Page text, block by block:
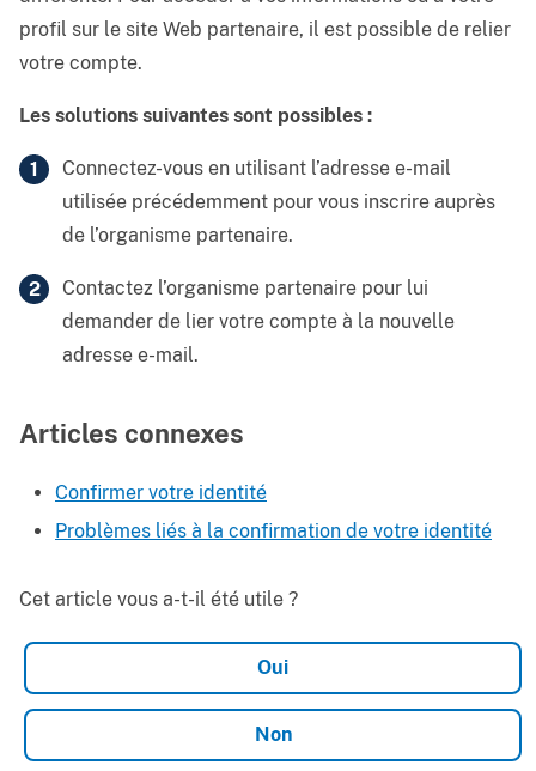
profil sur le site Web partenaire, il est possible de relier
votre compte.
Les solutions suivantes sont possibles :
Connectez-vous en utilisant l’adresse e-mail
utilisée précédemment pour vous inscrire auprès
de l’organisme partenaire.
Contactez l’organisme partenaire pour lui
demander de lier votre compte à la nouvelle
adresse e-mail.
Articles connexes
Confirmer votre identité
Problèmes liés à la confirmation de votre identité
Cet article vous a-t-il été utile ?